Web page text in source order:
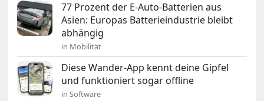
77 Prozent der E-Auto-Batterien aus
Asien: Europas Batterieindustrie bleibt
abhängig
in Mobilität
Diese Wander-App kennt deine Gipfel
und funktioniert sogar offline
in Software